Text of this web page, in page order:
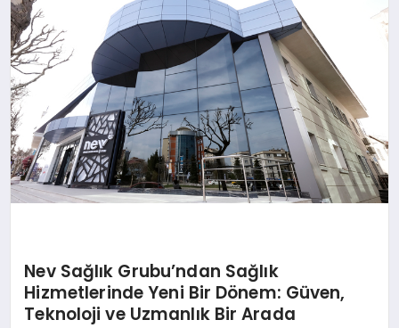
Nev Sağlık Grubu’ndan Sağlık
Hizmetlerinde Yeni Bir Dönem: Güven,
Teknoloji ve Uzmanlık Bir Arada